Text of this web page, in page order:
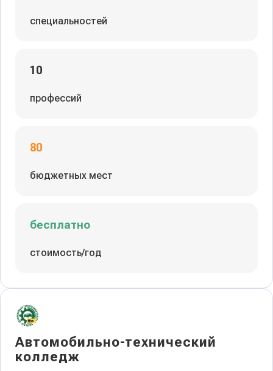
специальностей
10
профессий
80
бюджетных мест
бесплатно
стоимость/год
Автомобильно-технический
колледж